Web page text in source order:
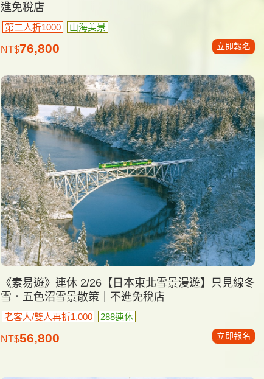
進免稅店
第二人折1000 山海美景
NT$76,800 立即報名
《素易遊》連休 2/26【日本東北雪景漫遊】只見線冬
雪．五色沼雪景散策｜不進免稅店
老客人/雙人再折1,000 288連休
NT$56,800 立即報名